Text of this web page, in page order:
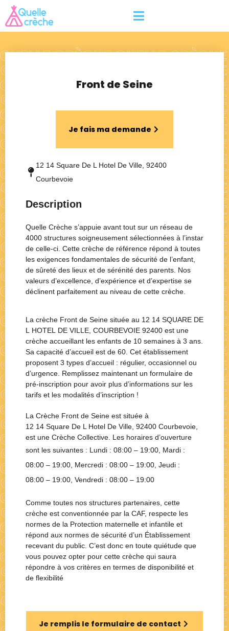
Front de Seine
Je fais ma demande
12 14 Square De L Hotel De Ville, 92400
Courbevoie
Description
Quelle Crèche s’appuie avant tout sur un réseau de
4000 structures soigneusement sélectionnées à l’instar
de celle-ci. Cette crèche de référence répond à toutes
les exigences fondamentales de sécurité de l’enfant,
de sûreté des lieux et de sérénité des parents. Nos
valeurs d’excellence, d’expérience et d’expertise se
déclinent parfaitement au niveau de cette crèche.
La crèche Front de Seine située au 12 14 SQUARE DE
L HOTEL DE VILLE, COURBEVOIE 92400 est une
crèche accueillant les enfants de 10 semaines à 3 ans.
Sa capacité d’accueil est de 60. Cet établissement
proposent 3 types d’accueil : régulier, occasionnel ou
d’urgence. Remplissez maintenant un formulaire de
pré-inscription pour avoir plus d’informations sur les
tarifs et les modalités d’inscription !
La Crèche Front de Seine est située à
12 14 Square De L Hotel De Ville, 92400 Courbevoie
est une Crèche Collective . Les horaires d’ouverture
sont les suivantes : Lundi : 08:00 – 19:00 , Mardi :
08:00 – 19:00 , Mercredi : 08:00 – 19:00 , Jeudi :
08:00 – 19:00 , Vendredi : 08:00 – 19:00
Comme toutes nos structures partenaires, cette
crèche est conventionnée par la CAF, respecte les
normes de la Protection maternelle et infantile et
répond aux normes de sécurité d’un Établissement
recevant du public. C’est donc en toute quiétude que
vous pouvez opter pour cette crèche qui saura
répondre à vos critères en termes de disponibilité et
de flexibilité
Je remplis le formulaire de contact